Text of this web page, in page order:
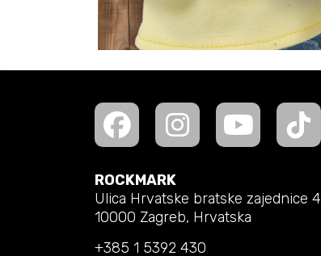
ROCKMARK
Ulica Hrvatske bratske zajednice 4
10000 Zagreb, Hrvatska
+385 1 5392 430